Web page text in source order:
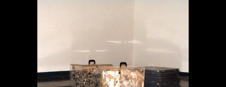
MEMORIA EN TRÁNSITO
Proyectos